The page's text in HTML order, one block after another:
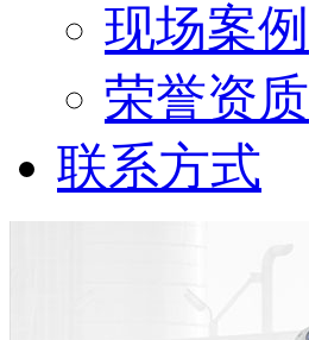
现场案例
荣誉资质
联系方式